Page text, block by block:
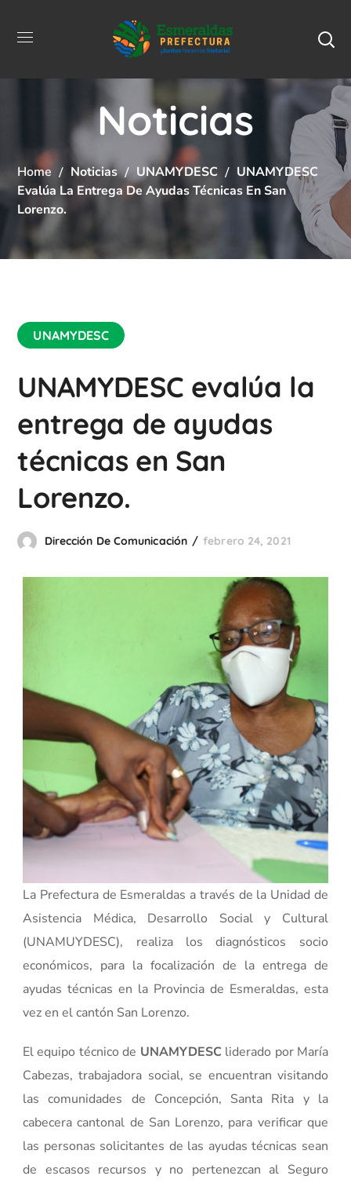
Noticias
Home Noticias UNAMYDESC
UNAMYDESC
Evalúa La Entrega De Ayudas Técnicas En San
Lorenzo.
UNAMYDESC
UNAMYDESC evalúa la
entrega de ayudas
técnicas en San
Lorenzo.
Dirección De Comunicación febrero 24, 2021
La Prefectura de Esmeraldas a través de la Unidad de
Asistencia Médica, Desarrollo Social y Cultural
(UNAMUYDESC), realiza los diagnósticos socio
económicos, para la focalización de la entrega de
ayudas técnicas en la Provincia de Esmeraldas, esta
vez en el cantón San Lorenzo.
El equipo técnico de UNAMYDESC liderado por María
Cabezas, trabajadora social, se encuentran visitando
las comunidades de Concepción, Santa Rita y la
cabecera cantonal de San Lorenzo, para verificar que
las personas solicitantes de las ayudas técnicas sean
de escasos recursos y no pertenezcan al Seguro